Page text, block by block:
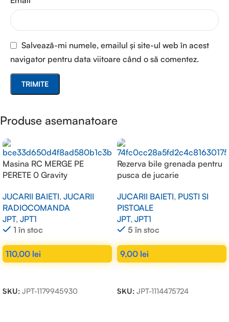
Salvează-mi numele, emailul și site-ul web în acest
navigator pentru data viitoare când o să comentez.
Produse asemanatoare
Masina RC MERGE PE
PERETE 0 Gravity
JUCARII BAIETI, JUCARII
RADIOCOMANDA
JPT, JPT1
1 în stoc
110,00 lei
SKU: JPT-1179945930
Rezerva bile grenada pentru
pusca de jucarie
JUCARII BAIETI, PUSTI SI
PISTOALE
JPT, JPT1
5 în stoc
9,00 lei
SKU: JPT-1114475724